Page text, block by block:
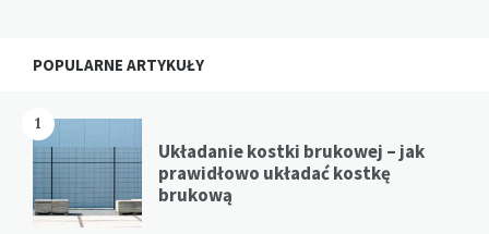
Widgets
POPULARNE ARTYKUŁY
1
Układanie kostki brukowej – jak
prawidłowo układać kostkę
brukową